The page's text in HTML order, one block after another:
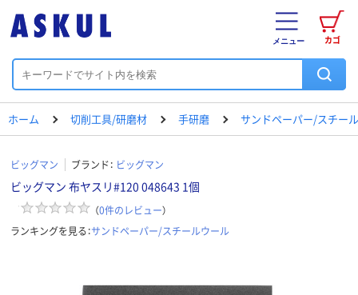
カゴ
メニュー
ホーム 切削工具/研磨材 手研磨 サンドペーパー/スチー
ビッグマン ブランド： ビッグマン
ビッグマン 布ヤスリ#120 048643 1個
（0件のレビュー）
ランキングを見る：サンドペーパー/スチールウール